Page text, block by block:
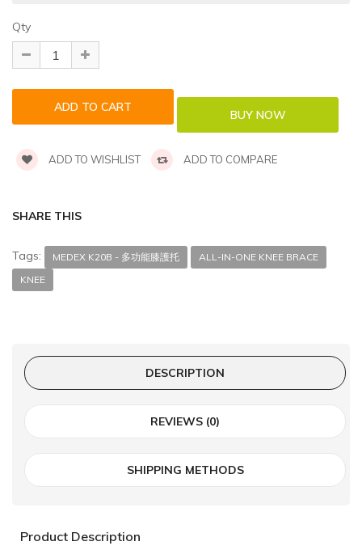
Qty
ADD TO WISHLIST ADD TO COMPARE
SHARE THIS
Tags: MEDEX K20B - 多功能膝護托
ALL-IN-ONE KNEE BRACE
KNEE
DESCRIPTION
REVIEWS (0)
SHIPPING METHODS
Product Description